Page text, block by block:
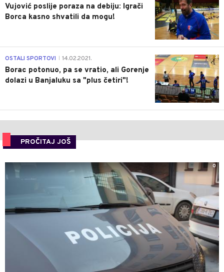
Vujović poslije poraza na debiju: Igrači
Borca kasno shvatili da mogu!
3
OSTALI SPORTOVI 14.02.2021.
Borac potonuo, pa se vratio, ali Gorenje
dolazi u Banjaluku sa "plus četiri"!
PROČITAJ JOŠ
0